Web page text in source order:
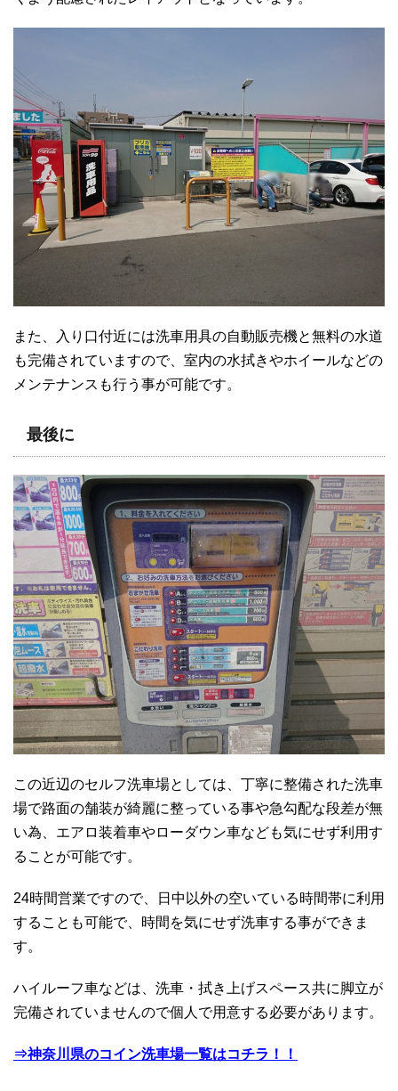
また、入り口付近には洗車用具の自動販売機と無料の水道
も完備されていますので、室内の水拭きやホイールなどの
メンテナンスも行う事が可能です。
最後に
この近辺のセルフ洗車場としては、丁寧に整備された洗車
場で路面の舗装が綺麗に整っている事や急勾配な段差が無
い為、エアロ装着車やローダウン車なども気にせず利用す
ることが可能です。
24時間営業ですので、日中以外の空いている時間帯に利用
することも可能で、時間を気にせず洗車する事ができま
す。
ハイルーフ車などは、洗車・拭き上げスペース共に脚立が
完備されていませんので個人で用意する必要があります。
⇒神奈川県のコイン洗車場一覧はコチラ！！